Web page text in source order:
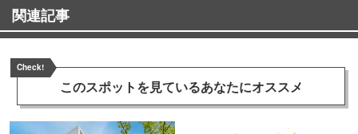
関連記事
Check!
このスポットを見ているあなたにオススメ